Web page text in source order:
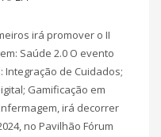
irá promover o II
Saúde 2.0 O evento
de Cuidados;
Gamificação em
irá decorrer
no Pavilhão Fórum